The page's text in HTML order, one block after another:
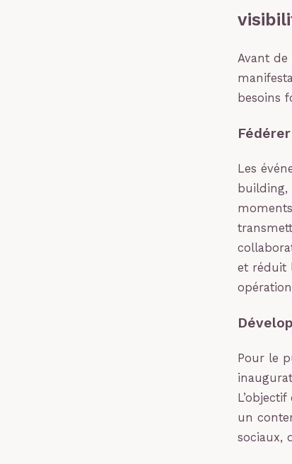
Avant
besoins
Les
building,
et réduit
Pour le
un
sociaux,